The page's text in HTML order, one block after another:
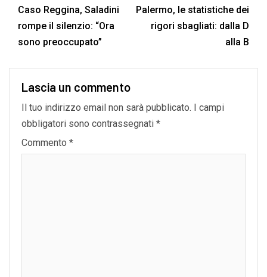
Caso Reggina, Saladini
rompe il silenzio: “Ora
sono preoccupato”
Palermo, le statistiche dei
rigori sbagliati: dalla D
alla B
Lascia un commento
Il tuo indirizzo email non sarà pubblicato. I campi
obbligatori sono contrassegnati *
Commento *